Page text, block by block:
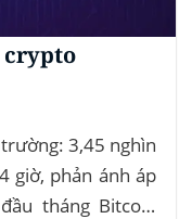
crypto
3,45 nghìn
giờ, phản ánh áp
tháng‍ Bitcoin